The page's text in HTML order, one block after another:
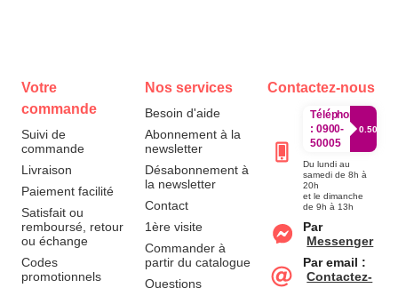
Votre
commande
Suivi de
commande
Livraison
Paiement facilité
Satisfait ou
remboursé, retour
ou échange
Codes
promotionnels
Nos services
Besoin d'aide
Abonnement à la
newsletter
Désabonnement à
la newsletter
Contact
1ère visite
Commander à
partir du catalogue
Questions
Contactez-nous
Téléphone
: 0900-
50005
0.50€/
Du lundi au
samedi de 8h à
20h
et le dimanche
de 9h à 13h
Par
Messenger
Par email :
Contactez-